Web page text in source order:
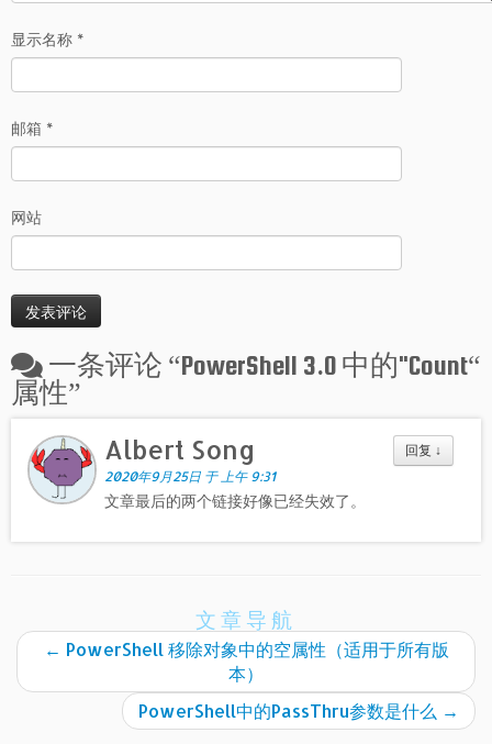
显示名称 *
邮箱 *
网站
一条评论 “PowerShell 3.0 中的"Count“
属性”
回复 ↓
Albert Song
2020年9月25日 于 上午 9:31
文章最后的两个链接好像已经失效了。
文章导航
← PowerShell 移除对象中的空属性（适用于所有版
本）
PowerShell中的PassThru参数是什么 →